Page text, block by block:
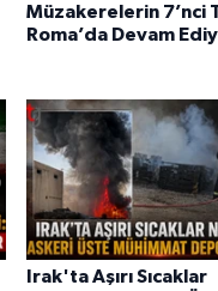
Müzakerelerin 7’nci
Roma’da Devam
Irak'ta Aşırı Sıcaklar